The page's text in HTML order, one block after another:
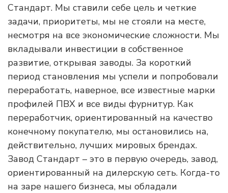
Стандарт. Мы ставили себе цель и четкие
задачи, приоритеты, мы не стояли на месте,
несмотря на все экономические сложности. Мы
вкладывали инвестиции в собственное
развитие, открывая заводы. За короткий
период становления мы успели и попробовали
переработать, наверное, все известные марки
профилей ПВХ и все виды фурнитур. Как
переработчик, ориентированный на качество
конечному покупателю, мы остановились на,
действительно, лучших мировых брендах.
Завод Стандарт – это в первую очередь, завод,
ориентированный на дилерскую сеть. Когда-то
на заре нашего бизнеса, мы обладали